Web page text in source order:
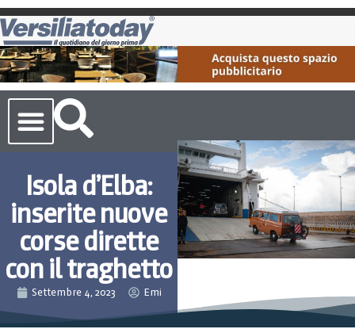
Isola d’Elba:
inserite nuove
corse dirette
con il traghetto
Settembre 4, 2023 Emi